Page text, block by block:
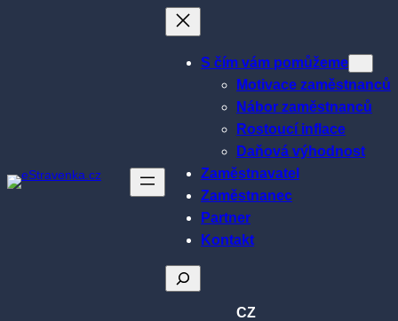
S čím vám pomůžeme
Motivace zaměstnanců
Nábor zaměstnanců
Rostoucí inflace
Daňová výhodnost
Zaměstnavatel
Zaměstnanec
Partner
Kontakt
Hledat
CZ